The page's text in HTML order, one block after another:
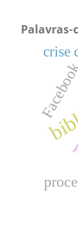
Palavras-
Facebook
crise